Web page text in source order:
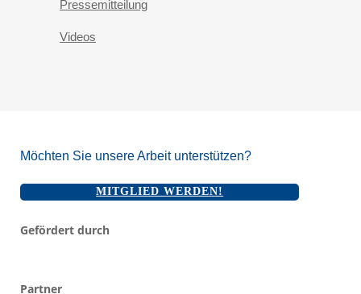
Pressemitteilung
Videos
Möchten Sie unsere Arbeit unterstützen?
MITGLIED WERDEN!
Gefördert durch
Partner